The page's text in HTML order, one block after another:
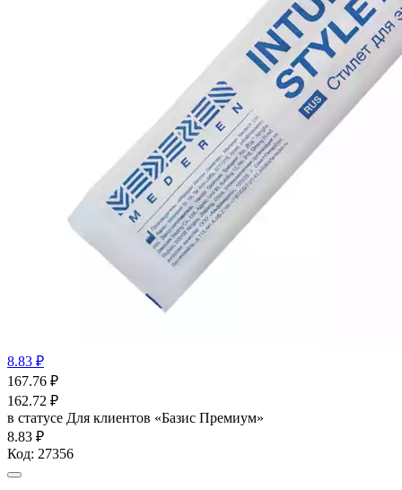
8.83 ₽
167.76 ₽
162.72 ₽
в статусе Для клиентов «Базис Премиум»
8.83 ₽
Код: 27356